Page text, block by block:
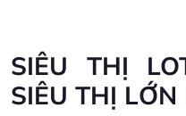
SIÊU THỊ
SIÊU THỊ